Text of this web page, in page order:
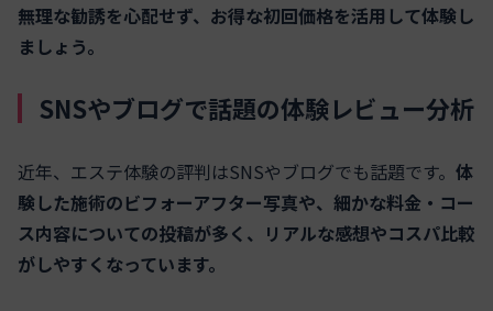
無理な勧誘を心配せず、お得な初回価格を活用して体験し
ましょう。
SNSやブログで話題の体験レビュー分析
近年、エステ体験の評判はSNSやブログでも話題です。 体
験した施術のビフォーアフター写真や、細かな料金・コー
ス内容についての投稿が多く、リアルな感想やコスパ比較
がしやすくなっています。